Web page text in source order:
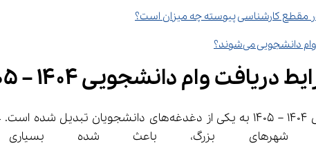
مقطع کارشناسی پیوسته چه میزان است؟
می‌شوند؟
وام دانشجویی 1404 – 1405 بدانید!
بزرگ، باعث شده